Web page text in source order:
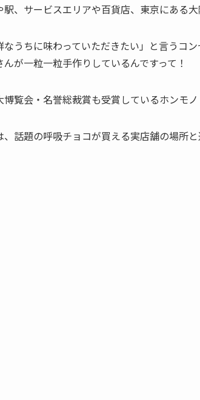
、サービスエリアや百貨店、東京にある大
なうちに味わっていただきたい」と言うコ
が一粒一粒手作りしているんですって！
博覧会・名誉総裁賞も受賞しているホンモノ
、話題の呼吸チョコが買える実店舗の場所